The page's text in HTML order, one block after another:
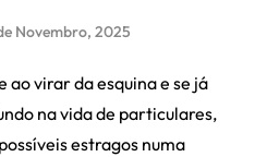
Novembro, 2025
ao virar da esquina e se já
na vida de particulares,
estragos numa